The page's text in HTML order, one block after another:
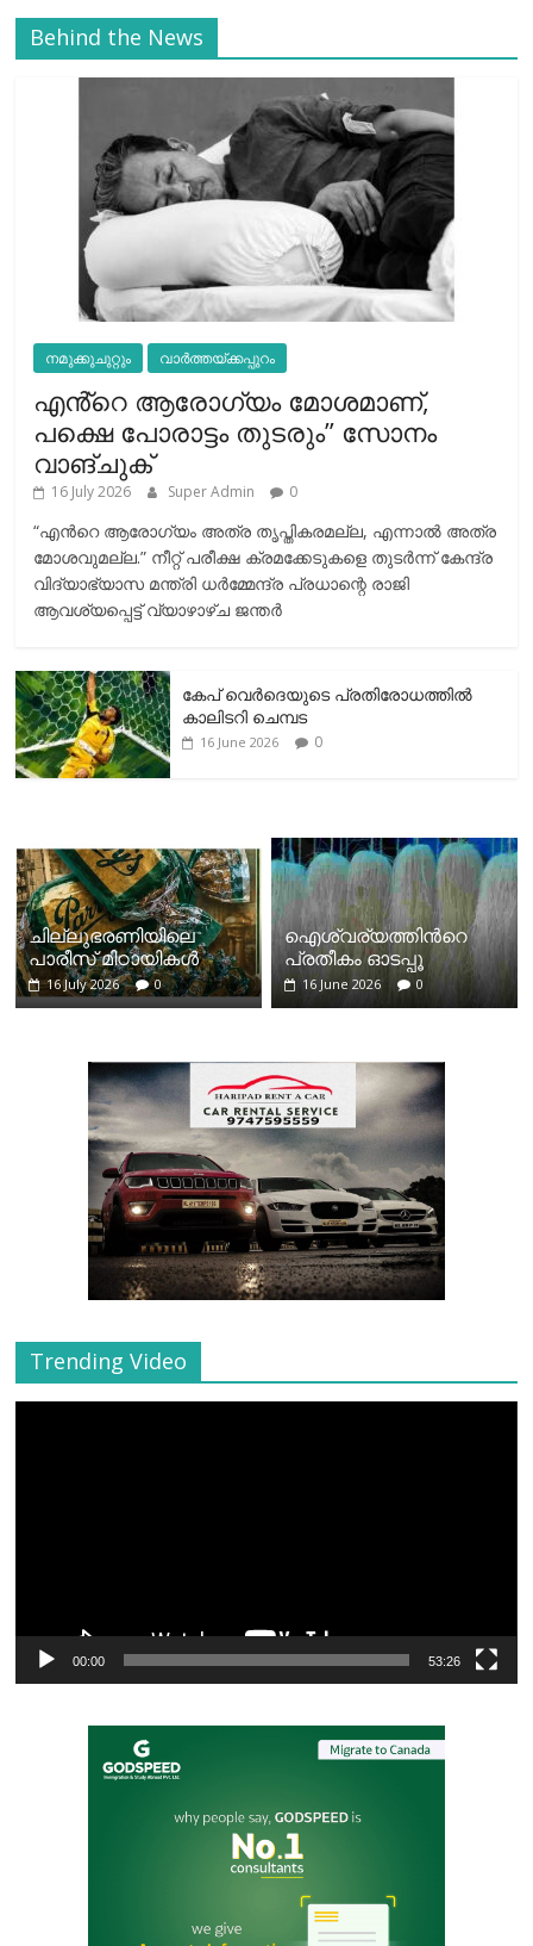
Behind the News
നമുക്കുചുറ്റും വാർത്തയ്ക്കപ്പുറം
എൻ്റെ ആരോഗ്യം മോശമാണ്,
പക്ഷെ പോരാട്ടം തുടരും” സോനം
വാങ്ചുക്
16 July 2026 Super Admin 0
“എന്‍റെ ആരോഗ്യം അത്ര തൃപ്തികരമല്ല, എന്നാൽ അത്ര
മോശവുമല്ല.” നീറ്റ് പരീക്ഷ ക്രമക്കേടുകളെ തുടർന്ന് കേന്ദ്ര
വിദ്യാഭ്യാസ മന്ത്രി ധർമ്മേന്ദ്ര പ്രധാന്റെ രാജി
ആവശ്യപ്പെട്ട് വ്യാഴാഴ്ച ജന്തർ
കേപ് വെര്‍ദെയുടെ പ്രതിരോധത്തില്‍
കാലിടറി ചെമ്പട
16 June 2026 0
ചില്ലുഭരണിയിലെ
പാരീസ് മിഠായികള്‍
16 July 2026 0
ഐശ്വര്യത്തിന്‍റെ
പ്രതീകം ഓടപ്പൂ
16 June 2026 0
Trending Video
00:00 53:26